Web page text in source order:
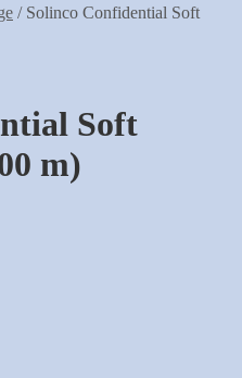
/ Solinco Confidential Soft
Soft
m)